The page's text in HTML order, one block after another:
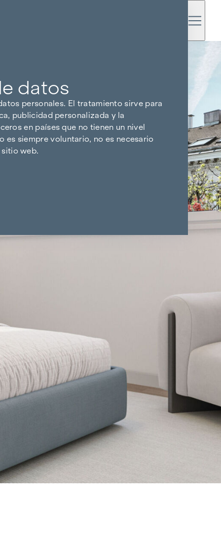
datos
personales. El tratamiento sirve para
publicidad personalizada y la
en países que no tienen un nivel
es siempre voluntario, no es necesario
web.